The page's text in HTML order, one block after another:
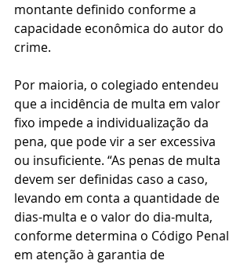
montante definido conforme a
capacidade econômica do autor do
crime.
Por maioria, o colegiado entendeu
que a incidência de multa em valor
fixo impede a individualização da
pena, que pode vir a ser excessiva
ou insuficiente. “As penas de multa
devem ser definidas caso a caso,
levando em conta a quantidade de
dias-multa e o valor do dia-multa,
conforme determina o Código Penal
em atenção à garantia de